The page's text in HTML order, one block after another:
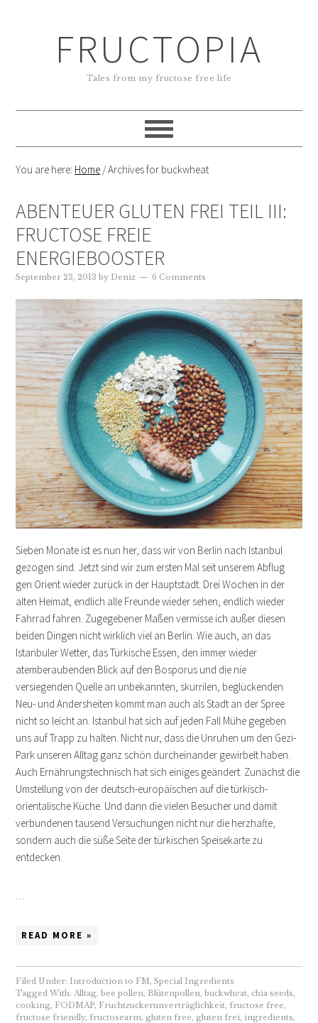
FRUCTOPIA
Tales from my fructose free life
You are here: Home /Archives for buckwheat
ABENTEUER GLUTEN FREI TEIL III:
FRUCTOSE FREIE
ENERGIEBOOSTER
September 23, 2013 byDeniz 6 Comments
Sieben Monate ist es nun her, dass wir von Berlin nach Istanbul
gezogen sind. Jetzt sind wir zum ersten Mal seit unserem Abflug
gen Orient wieder zurück in der Hauptstadt. Drei Wochen in der
alten Heimat, endlich alle Freunde wieder sehen, endlich wieder
Fahrrad fahren. Zugegebener Maßen vermisse ich außer diesen
beiden Dingen nicht wirklich viel an Berlin. Wie auch, an das
Istanbuler Wetter, das Türkische Essen, den immer wieder
atemberaubenden Blick auf den Bosporus und die nie
versiegenden Quelle an unbekannten, skurrilen, beglückenden
Neu- und Andersheiten kommt man auch als Stadt an der Spree
nicht so leicht an. Istanbul hat sich auf jeden Fall Mühe gegeben
uns auf Trapp zu halten. Nicht nur, dass die Unruhen um den Gezi-
Park unseren Alltag ganz schön durcheinander gewirbelt haben.
Auch Ernährungstechnisch hat sich einiges geändert. Zunächst die
Umstellung von der deutsch-europäischen auf die türkisch-
orientalische Küche. Und dann die vielen Besucher und damit
verbundenen tausend Versuchungen nicht nur die herzhafte,
sondern auch die süße Seite der türkischen Speisekarte zu
entdecken.
READ MORE »
Filed Under: Introduction to FM ,Special Ingredients
Tagged With: Alltag ,bee pollen Blütenpollen ,buckwheat chia seeds
cooking FODMAP Fruchtzuckerunverträglichkeit ,fructose free
fructose friendly,fructosearm gluten free gluten frei ingredients